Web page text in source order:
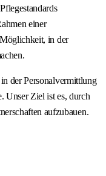
einer
in der
der Personalvermittlung
Unser Ziel ist es, durch
aufzubauen.